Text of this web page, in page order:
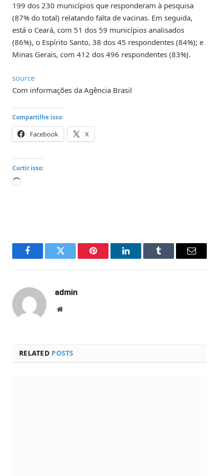
199 dos 230 municípios que responderam à pesquisa
(87% do total) relatando falta de vacinas. Em seguida,
está o Ceará, com 51 dos 59 municípios analisados
(86%), o Espírito Santo, 38 dos 45 respondentes (84%); e
Minas Gerais, com 412 dos 496 respondentes (83%).
source
Com informações da Agência Brasil
Compartilhe isso:
Facebook X
Curtir isso:
Carregando...
FacebookTwitter Pinterest LinkedInTumblr Email
admin
Website
RELATED POSTS